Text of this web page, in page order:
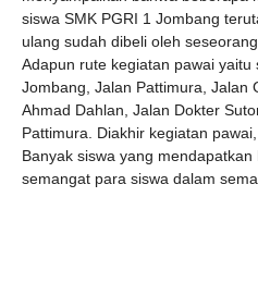
siswa SMK PGRI 1 Jombang
ulang sudah dibeli oleh seseorang.
Adapun rute kegiatan pawai yaitu
Jombang, Jalan Pattimura, Jalan
Ahmad Dahlan, Jalan Dokter
Pattimura. Diakhir kegiatan
Banyak siswa yang
semangat para siswa dalam